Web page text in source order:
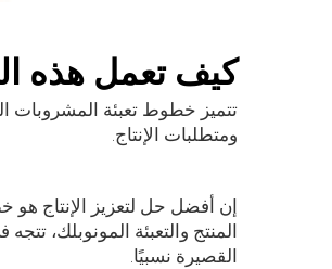
كيف تعمل هذه
تتميز خطوط تعبئة المشروبات
ومتطلبات الإنتاج.
إن أفضل حل لتعزيز الإنتاج هو
المنتج والتعبئة المونوبلك،
القصيرة نسبيًا.